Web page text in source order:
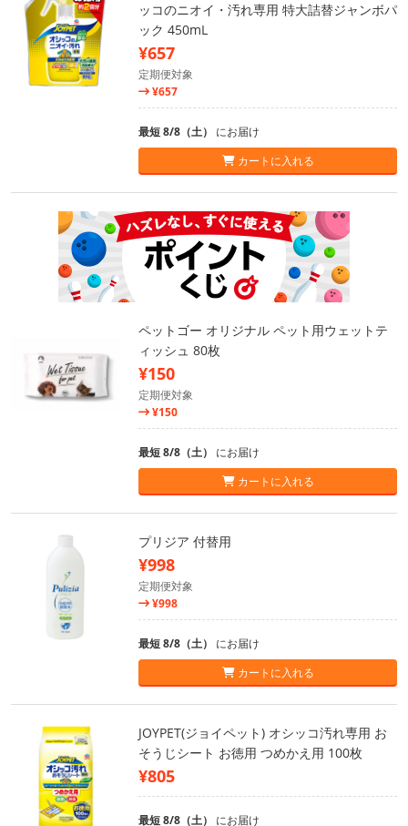
ッコのニオイ・汚れ専用 特大詰替ジャンボパ
ック 450mL
¥657
定期便対象
¥657
最短 8/8（土） にお届け
カートに入れる
ペットゴー オリジナル ペット用ウェットテ
ィッシュ 80枚
¥150
定期便対象
¥150
最短 8/8（土） にお届け
カートに入れる
プリジア 付替用
¥998
定期便対象
¥998
最短 8/8（土） にお届け
カートに入れる
JOYPET(ジョイペット) オシッコ汚れ専用 お
そうじシート お徳用 つめかえ用 100枚
¥805
最短 8/8（土） にお届け